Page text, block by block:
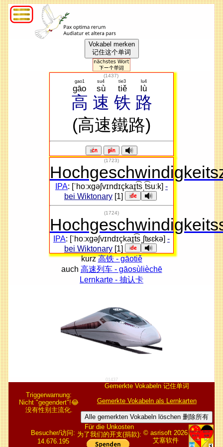
Vokabel merken
记住这个单词
(1437)
高
gāo
gao1
速
sù
su4
铁
tiě
tie3
路
lù
lu4
(高速鐵路)
(1723)
IPA: [ˈhoːxɡəʃvɪndɪçkaɪ̯t͡sˌt͡suːk] -
bei Wiktonary[1]
(1724)
IPA: [ˈhoːxɡəʃvɪndɪçkaɪ̯t͡sˌʃtʁɛkə] -
bei Wiktonary[1]
kurz高铁 - gāotiě
auch 高速列车 - gāosùlièchē
Lernkarte - 抽认卡
01437
Triggerwarnung:
Nicht "gegendert"!😂
没有性别主流化.
Gemerkte Vokabeln 记住单词
Gemerkte Vokabeln als Lernkarten
Alle gemerkten Vokabeln löschen 删除所有
Besucher/访问:
14.676.195
Für die Unkosten
为了我们的开支(捐款): © asrisoft 2026
艾塞软件